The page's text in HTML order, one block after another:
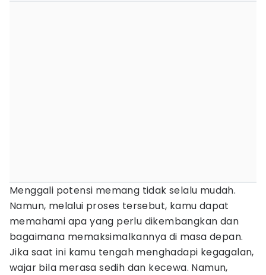
Menggali potensi memang tidak selalu mudah.
Namun, melalui proses tersebut, kamu dapat
memahami apa yang perlu dikembangkan dan
bagaimana memaksimalkannya di masa depan.
Jika saat ini kamu tengah menghadapi kegagalan,
wajar bila merasa sedih dan kecewa. Namun,